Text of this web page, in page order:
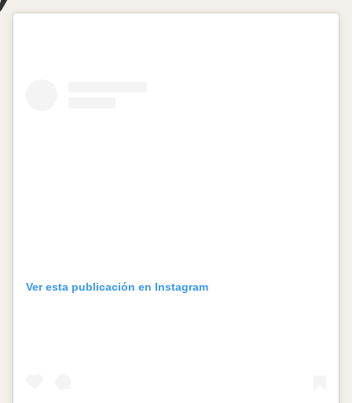
Ver esta publicación en Instagram